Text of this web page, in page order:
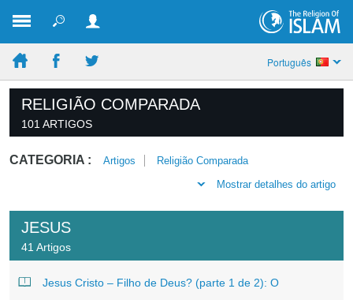
Português
RELIGIÃO COMPARADA
101 ARTIGOS
CATEGORIA : Artigos
Religião Comparada
Mostrar detalhes do artigo
JESUS
41 Artigos
Jesus Cristo – Filho de Deus? (parte 1 de 2): O